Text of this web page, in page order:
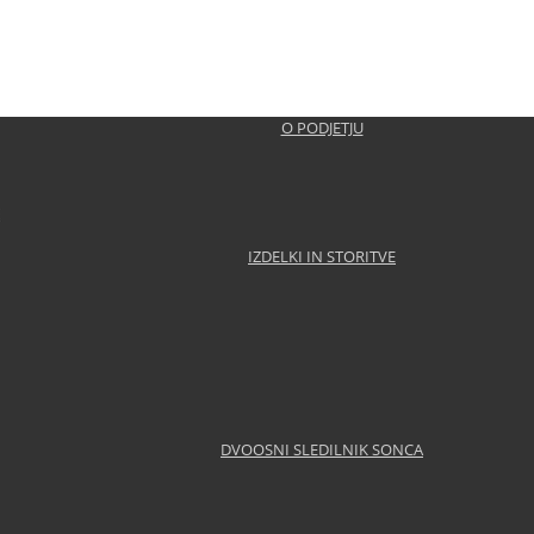
O PODJETJU
IZDELKI IN STORITVE
DVOOSNI SLEDILNIK SONCA